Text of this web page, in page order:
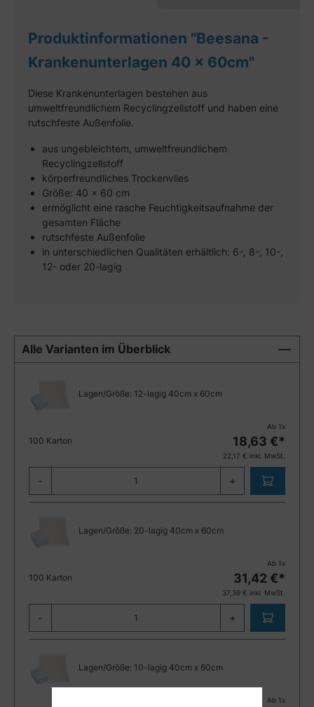
Produktinformationen "Beesana -
Krankenunterlagen 40 x 60cm"
Diese Krankenunterlagen bestehen aus
umweltfreundlichem Recyclingzellstoff und haben eine
rutschfeste Außenfolie.
aus ungebleichtem, umweltfreundlichem
Recyclingzellstoff
körperfreundliches Trockenvlies
Größe: 40 x 60 cm
ermöglicht eine rasche Feuchtigkeitsaufnahme der
gesamten Fläche
rutschfeste Außenfolie
in unterschiedlichen Qualitäten erhältlich: 6-, 8-, 10-,
12- oder 20-lagig
Alle Varianten im Überblick
Lagen/Größe: 12-lagig 40cm x 60cm
100 Karton
Ab 1 x
18,63 €*
22,17 € inkl. MwSt.
- +
Lagen/Größe: 20-lagig 40cm x 60cm
100 Karton
Ab 1 x
31,42 €*
37,39 € inkl. MwSt.
- +
Lagen/Größe: 10-lagig 40cm x 60cm
Ab 1 x